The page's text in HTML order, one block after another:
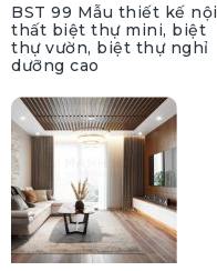
BST 99 Mẫu thiết kế nội
thất biệt thự mini, biệt
thự vườn, biệt thự nghỉ
dưỡng cao